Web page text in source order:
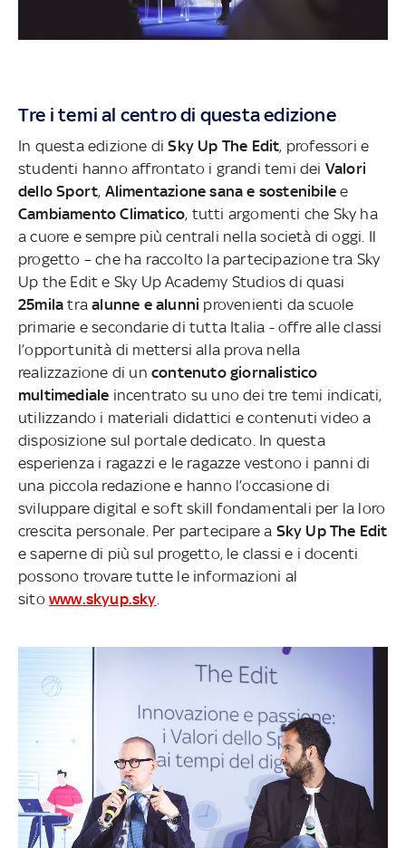
Tre i temi al centro di questa edizione
In questa edizione di Sky Up The Edit, professori e
studenti hanno affrontato i grandi temi dei Valori
dello Sport, Alimentazione sana e sostenibilee
Cambiamento Climatico, tutti argomenti che Sky ha
a cuore e sempre più centrali nella società di oggi. Il
progetto – che ha raccolto la partecipazione tra Sky
Up the Edit e Sky Up Academy Studios di quasi
25mila traalunne e alunni provenienti da scuole
primarie e secondarie di tutta Italia - offre alle classi
l’opportunità di mettersi alla prova nella
realizzazione di un contenuto giornalistico
multimediale incentrato su uno dei tre temi indicati,
utilizzando i materiali didattici e contenuti video a
disposizione sul portale dedicato. In questa
esperienza i ragazzi e le ragazze vestono i panni di
una piccola redazione e hanno l’occasione di
sviluppare digital e soft skill fondamentali per la loro
crescita personale. Per partecipare a Sky Up The Edit
e saperne di più sul progetto, le classi e i docenti
possono trovare tutte le informazioni al
sito www.skyup.sky